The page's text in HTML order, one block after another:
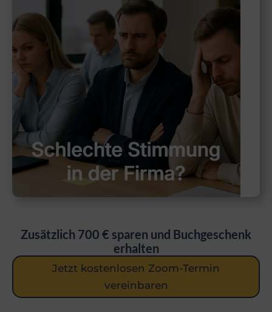
Zusätzlich 700 € sparen und Buchgeschenk
erhalten
Jetzt kostenlosen Zoom-Termin
vereinbaren